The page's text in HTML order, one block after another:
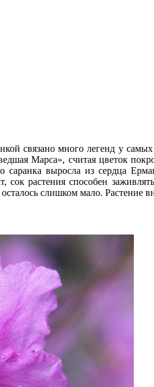
связано много легенд у
Марса», считая цветок
саранка выросла из сердца
растения способен
слишком мало. Растение